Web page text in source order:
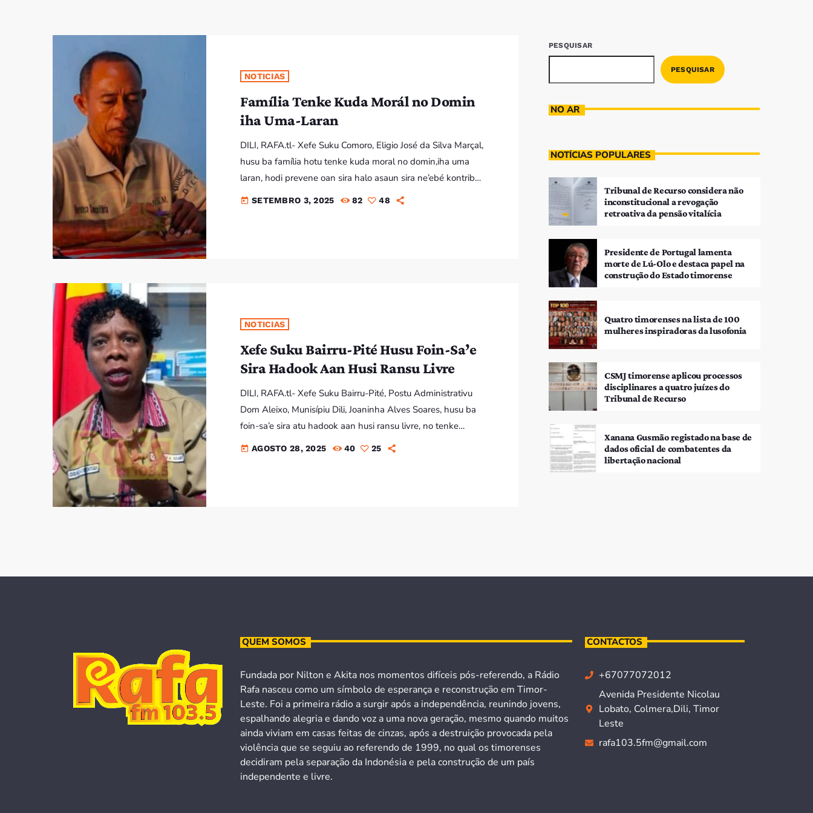
NOTICIAS
Família Tenke Kuda Morál no Domin
iha Uma-Laran
DILI, RAFA.tl- Xefe Suku Comoro, Eligio José da Silva Marçal,
husu ba família hotu tenke kuda moral no domin,iha uma
laran, hodi prevene oan sira halo asaun sira ne’ebé kontribui
bá degradasaun morál iha sosiedade nia-leet. Notísia
today SETEMBRO 3, 2025 82 48
NOTICIAS
Xefe Suku Bairru-Pité Husu Foin-Sa’e
Sira Hadook Aan Husi Ransu Livre
DILI, RAFA.tl- Xefe Suku Bairru-Pité, Postu Administrativu
Dom Aleixo, Munisípiu Dili, Joaninha Alves Soares, husu ba
foin-sa’e sira atu hadook aan husi ransu livre, no tenke
priense tempu barak liu ho atividade edukasaun, liu-liu iha
today AGOSTO 28, 2025 40 25
PESQUISAR
PESQUISAR
NO AR
NOTÍCIAS POPULARES
Tribunal de Recurso considera não
inconstitucional a revogação
retroativa da pensão vitalícia
Presidente de Portugal lamenta
morte de Lú-Olo e destaca papel na
construção do Estado timorense
Quatro timorenses na lista de 100
mulheres inspiradoras da lusofonia
CSMJ timorense aplicou processos
disciplinares a quatro juízes do
Tribunal de Recurso
Xanana Gusmão registado na base de
dados oficial de combatentes da
libertação nacional
QUEM SOMOS
Fundada por Nilton e Akita nos momentos difíceis pós-referendo, a Rádio
Rafa nasceu como um símbolo de esperança e reconstrução em Timor-
Leste. Foi a primeira rádio a surgir após a independência, reunindo jovens,
espalhando alegria e dando voz a uma nova geração, mesmo quando muitos
ainda viviam em casas feitas de cinzas, após a destruição provocada pela
violência que se seguiu ao referendo de 1999, no qual os timorenses
decidiram pela separação da Indonésia e pela construção de um país
independente e livre.
CONTACTOS
+67077072012
Avenida Presidente Nicolau
Lobato, Colmera,Dili, Timor
Leste
rafa103.5fm@gmail.com